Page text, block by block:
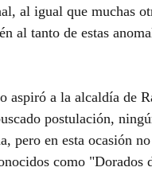
al igual que muchas
al tanto de estas
aspiró a la alcaldía de
postulación,
pero en esta ocasión
como "Dorados